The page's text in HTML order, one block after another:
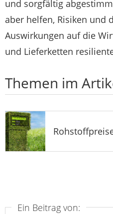
und sorgfältig
aber helfen, Risiken und
Auswirkungen auf die
und Lieferketten
Themen im
Ein Beitrag von: